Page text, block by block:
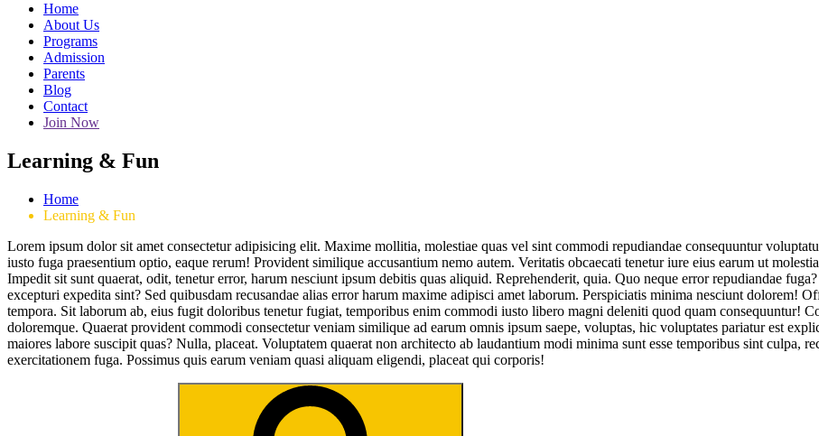
Home
About Us
Programs
Admission
Parents
Blog
Contact
Join Now
Learning & Fun
Home
Learning & Fun
Lorem ipsum dolor sit amet consectetur adipisicing elit. Maxime mollitia, molestiae quas vel sint commodi repudiandae consequuntur
iusto fuga praesentium optio, eaque rerum! Provident similique accusantium nemo autem. Veritatis obcaecati tenetur iure eius earum ut
Impedit sit sunt quaerat, odit, tenetur error, harum nesciunt ipsum debitis quas aliquid. Reprehenderit, quia. Quo neque error repudiandae
excepturi expedita sint? Sed quibusdam recusandae alias error harum maxime adipisci amet laborum. Perspiciatis minima nesciunt dolorem!
tempora. Sit laborum ab, eius fugit doloribus tenetur fugiat, temporibus enim commodi iusto libero magni deleniti quod quam consequuntur!
doloremque. Quaerat provident commodi consectetur veniam similique ad earum omnis ipsum saepe, voluptas, hic voluptates pariatur est
maiores labore suscipit quas? Nulla, placeat. Voluptatem quaerat non architecto ab laudantium modi minima sunt esse temporibus sint culpa,
exercitationem fuga. Possimus quis earum veniam quasi aliquam eligendi, placeat qui corporis!